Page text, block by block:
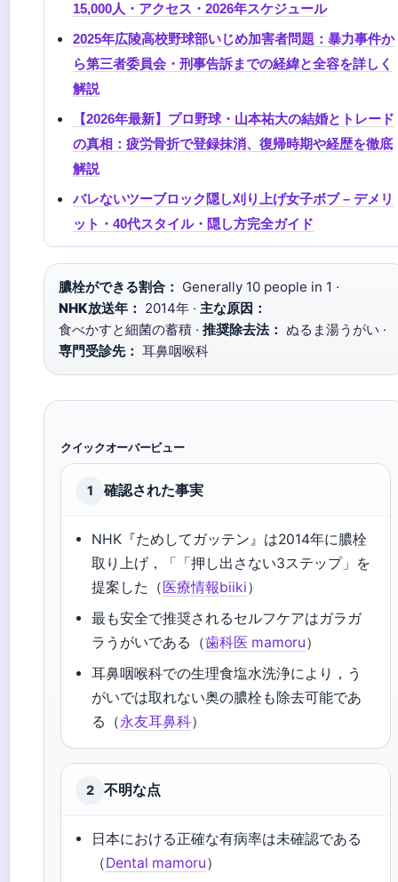
15,000人・アクセス・2026年スケジュール
2025年広陵高校野球部いじめ加害者問題：暴力事件か
ら第三者委員会・刑事告訴までの経緯と全容を詳しく
解説
【2026年最新】プロ野球・山本祐大の結婚とトレード
の真相：疲労骨折で登録抹消、復帰時期や経歴を徹底
解説
バレないツーブロック隠し刈り上げ女子ボブ – デメリ
ット・40代スタイル・隠し方完全ガイド
膿栓ができる割合： Generally 10 people in 1 ·
NHK放送年： 2014年 · 主な原因：
食べかすと細菌の蓄積 · 推奨除去法： ぬるま湯うがい ·
専門受診先： 耳鼻咽喉科
クイックオーバービュー
1 確認された事実
NHK『ためしてガッテン』は2014年に膿栓
取り上げ，「「押し出さない3ステップ」を
提案した（医療情報biiki）
最も安全で推奨されるセルフケアはガラガ
ラうがいである（歯科医 mamoru）
耳鼻咽喉科での生理食塩水洗浄により，う
がいでは取れない奥の膿栓も除去可能であ
る（永友耳鼻科）
2 不明な点
日本における正確な有病率は未確認である
（Dental mamoru）